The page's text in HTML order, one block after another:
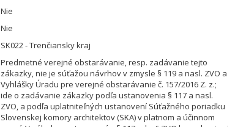
Nie
Nie
SK022 - Trenčiansky kraj
Predmetné verejné obstarávanie, resp. zadávanie tejto
zákazky, nie je súťažou návrhov v zmysle § 119 a nasl. ZVO a
Vyhlášky Úradu pre verejné obstarávanie č. 157/2016 Z. z.;
ide o zadávanie zákazky podľa ustanovenia § 117 a nasl.
ZVO, a podľa uplatniteľných ustanovení Súťažného poriadku
Slovenskej komory architektov (SKA) v platnom a účinnom